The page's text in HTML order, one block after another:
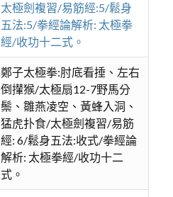
太極劍複習/易筋經:5/鬆身
五法:5/拳經論解析: 太極拳
經/收功十二式。
鄭子太極拳:肘底看捶、左右
倒攆猴/太極扇12-7野馬分
鬃、雛燕凌空、黃蜂入洞、
猛虎扑食/太極劍複習/易筋
經: 6/鬆身五法:收式/拳經論
解析: 太極拳經/收功十二
式。